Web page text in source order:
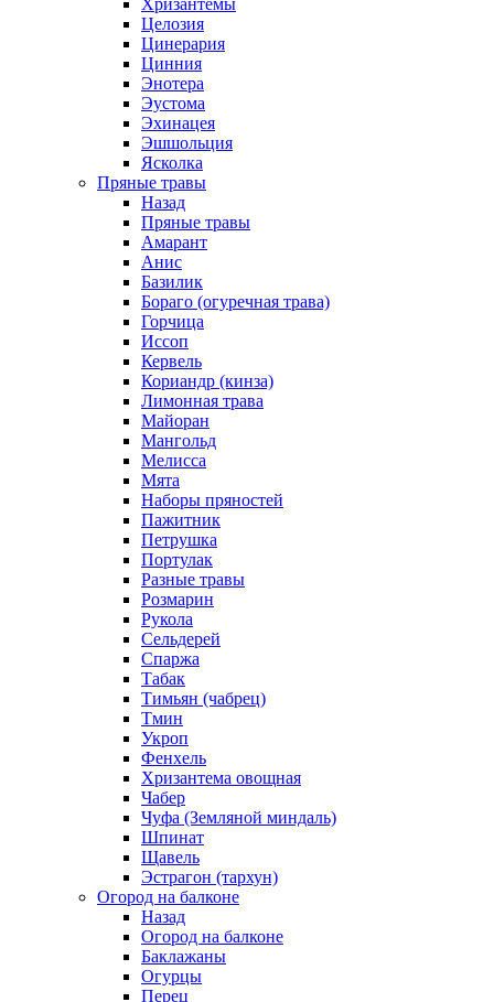
Хризантемы
Целозия
Цинерария
Цинния
Энотера
Эустома
Эхинацея
Эшшольция
Ясколка
Пряные травы
Назад
Пряные травы
Амарант
Анис
Базилик
Бораго (огуречная трава)
Горчица
Иссоп
Кервель
Кориандр (кинза)
Лимонная трава
Майоран
Мангольд
Мелисса
Мята
Наборы пряностей
Пажитник
Петрушка
Портулак
Разные травы
Розмарин
Рукола
Сельдерей
Спаржа
Табак
Тимьян (чабрец)
Тмин
Укроп
Фенхель
Хризантема овощная
Чабер
Чуфа (Земляной миндаль)
Шпинат
Щавель
Эстрагон (тархун)
Огород на балконе
Назад
Огород на балконе
Баклажаны
Огурцы
Перец